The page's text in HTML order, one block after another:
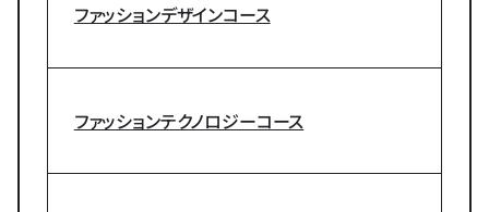
ファッションデザインコース
ファッションテクノロジーコース